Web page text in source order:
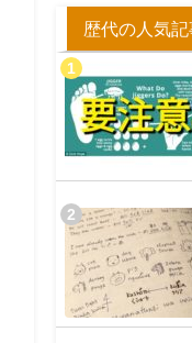
歴代の人気